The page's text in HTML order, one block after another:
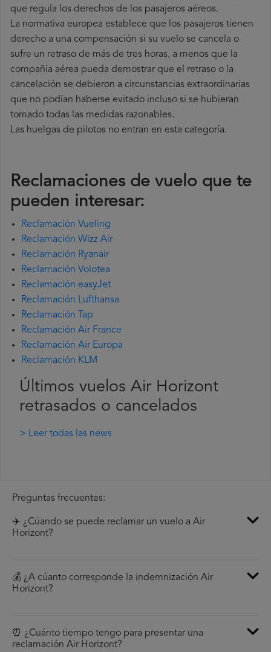
que regula los derechos de los pasajeros aéreos.
La normativa europea establece que los pasajeros tienen
derecho a una compensación si su vuelo se cancela o
sufre un retraso de más de tres horas, a menos que la
compañía aérea pueda demostrar que el retraso o la
cancelación se debieron a circunstancias extraordinarias
que no podían haberse evitado incluso si se hubieran
tomado todas las medidas razonables.
Las huelgas de pilotos no entran en esta categoría.
Reclamaciones de vuelo que te
pueden interesar:
Reclamación Vueling
Reclamación Wizz Air
Reclamación Ryanair
Reclamación Volotea
Reclamación easyJet
Reclamación Lufthansa
Reclamación Tap
Reclamación Air France
Reclamación Air Europa
Reclamación KLM
Últimos vuelos Air Horizont
retrasados o cancelados
> Leer todas las news
Preguntas frecuentes:
✈️ ¿Cúando se puede reclamar un vuelo a Air
Horizont?
💰 ¿A cúanto corresponde la indemnización Air
Horizont?
⏰ ¿Cuánto tiempo tengo para presentar una
reclamación Air Horizont?